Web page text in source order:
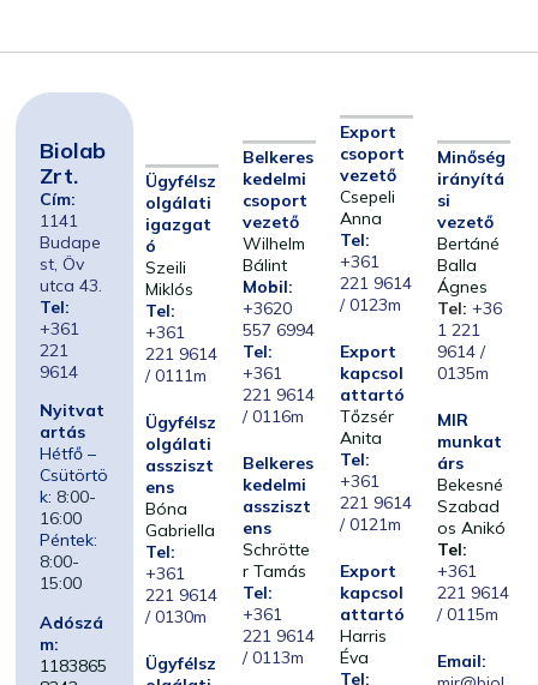
Biolab
Zrt.
Cím:
1141
Budape
st, Öv
utca 43.
Tel:
+361
221
9614
Nyitvat
artás
Hétfő –
Csütörtö
k: 8:00-
16:00
Péntek:
8:00-
15:00
Adószá
m:
1183865
Ügyfélsz
olgálati
igazgat
ó
Szeili
Miklós
Tel:
+361
221 9614
/ 0111m
Ügyfélsz
olgálati
assziszt
ens
Bóna
Gabriella
Tel:
+361
221 9614
/ 0130m
Ügyfélsz
Belkeres
kedelmi
csoport
vezető
Wilhelm
Bálint
Mobil:
+3620
557 6994
Tel:
+361
221 9614
/ 0116m
Belkeres
kedelmi
assziszt
ens
Schrötte
r Tamás
Tel:
+361
221 9614
/ 0113m
Export
csoport
vezető
Csepeli
Anna
Tel:
+361
221 9614
/ 0123m
Export
kapcsol
attartó
Tőzsér
Anita
Tel:
+361
221 9614
/ 0121m
Export
kapcsol
attartó
Harris
Éva
Tel:
Minőség
irányítá
si
vezető
Bertáné
Balla
Ágnes
Tel: +36
1 221
9614 /
0135m
MIR
munkat
árs
Bekesné
Szabad
os Anikó
Tel:
+361
221 9614
/ 0115m
Email: